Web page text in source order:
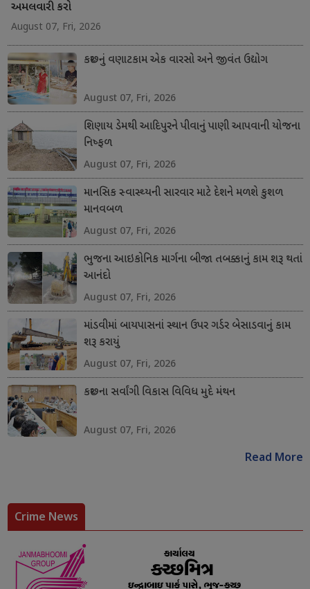
અમલવારી કરો
August 07, Fri, 2026
કચ્છનું વણાટકામ એક વારસો અને જીવંત ઉદ્યોગ
August 07, Fri, 2026
શિણાય ડેમથી આદિપુરને પીવાનું પાણી આપવાની યોજના
નિષ્ફળ
August 07, Fri, 2026
માનસિક સ્વાસ્થ્યની સારવાર માટે દેશને મળશે કુશળ
માનવબળ
August 07, Fri, 2026
ભુજના આઇકોનિક માર્ગના બીજા તબક્કાનું કામ શરૂ થતાં
આનંદો
August 07, Fri, 2026
માંડવીમાં બાયપાસનાં સ્થાન ઉપર ગર્ડર બેસાડવાનું કામ
શરૂ કરાયું
August 07, Fri, 2026
કચ્છના સર્વાંગી વિકાસ વિવિધ મુદે મંથન
August 07, Fri, 2026
Read More
Crime News